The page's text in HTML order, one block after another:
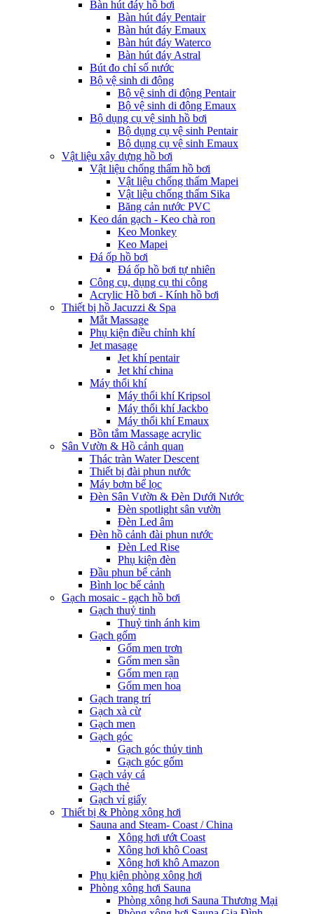
Bàn hút đáy hồ bơi
Bàn hút đáy Pentair
Bàn hút đáy Emaux
Bàn hút đáy Waterco
Bàn hút đáy Astral
Bút đo chỉ số nước
Bộ vệ sinh di động
Bộ vệ sinh di động Pentair
Bộ vệ sinh di động Emaux
Bộ dụng cụ vệ sinh hồ bơi
Bộ dụng cụ vệ sinh Pentair
Bộ dụng cụ vệ sinh Emaux
Vật liệu xây dựng hồ bơi
Vật liệu chống thấm hồ bơi
Vật liệu chống thấm Mapei
Vật liệu chống thấm Sika
Băng cản nước PVC
Keo dán gạch - Keo chà ron
Keo Monkey
Keo Mapei
Đá ốp hồ bơi
Đá ốp hồ bơi tự nhiên
Công cụ, dụng cụ thi công
Acrylic Hồ bơi - Kính hồ bơi
Thiết bị hồ Jacuzzi & Spa
Mắt Massage
Phụ kiện điều chỉnh khí
Jet masage
Jet khí pentair
Jet khí china
Máy thổi khí
Máy thổi khí Kripsol
Máy thổi khí Jackbo
Máy thổi khí Emaux
Bồn tắm Massage acrylic
Sân Vườn & Hồ cảnh quan
Thác tràn Water Descent
Thiết bị đài phun nước
Máy bơm bể lọc
Đèn Sân Vườn & Đèn Dưới Nước
Đèn spotlight sân vườn
Đèn Led âm
Đèn hồ cảnh đài phun nước
Đèn Led Rise
Phụ kiện đèn
Đầu phun bể cảnh
Bình lọc bể cảnh
Gạch mosaic - gạch hồ bơi
Gạch thuỷ tinh
Thuỷ tinh ánh kim
Gạch gốm
Gốm men trơn
Gốm men sần
Gốm men rạn
Gốm men hoa
Gạch trang trí
Gạch xà cừ
Gạch men
Gạch góc
Gạch góc thủy tinh
Gạch góc gốm
Gạch vảy cá
Gạch thẻ
Gạch vỉ giấy
Thiết bị & Phòng xông hơi
Sauna and Steam- Coast / China
Xông hơi ướt Coast
Xông hơi khô Coast
Xông hơi khô Amazon
Phụ kiện phòng xông hơi
Phòng xông hơi Sauna
Phòng xông hơi Sauna Thương Mại